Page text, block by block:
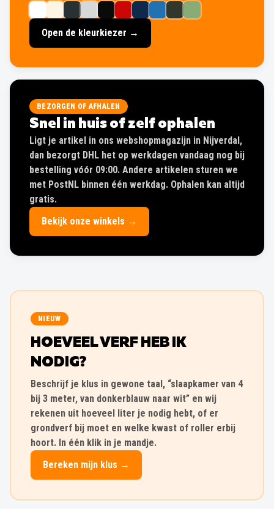
Open de kleurkiezer →
BEZORGEN OF AFHALEN
Snel in huis of zelf ophalen
Ligt je artikel in ons webshopmagazijn in Nijverdal,
dan bezorgt DHL het op werkdagen vandaag nog bij
bestelling vóór 09:00. Andere artikelen sturen we
met PostNL binnen één werkdag. Ophalen kan altijd
gratis.
Bekijk onze winkels →
NIEUW
HOEVEEL VERF HEB IK
NODIG?
Beschrijf je klus in gewone taal, “slaapkamer van 4
bij 3 meter, van donkerblauw naar wit” en wij
rekenen uit hoeveel liter je nodig hebt, of er
grondverf bij moet en welke kwast of roller erbij
hoort. In één klik in je mandje.
Bereken mijn klus →